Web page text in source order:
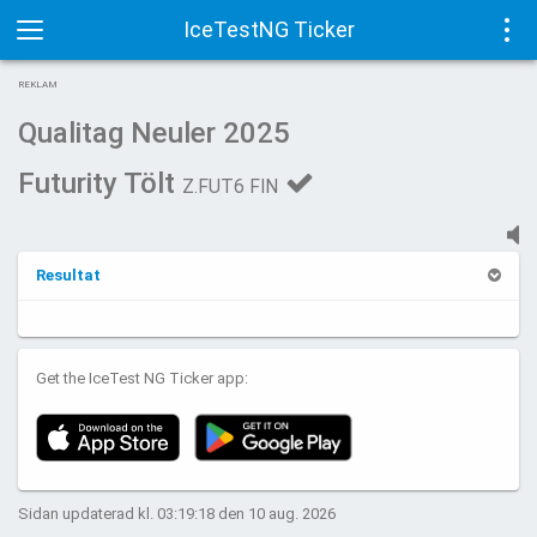
IceTestNG Ticker
Toggle
navigation
REKLAM
Qualitag Neuler 2025
Futurity Tölt Z.FUT6 FIN
Resultat
Get the IceTest NG Ticker app:
Sidan updaterad kl. 03:19:18 den 10 aug. 2026